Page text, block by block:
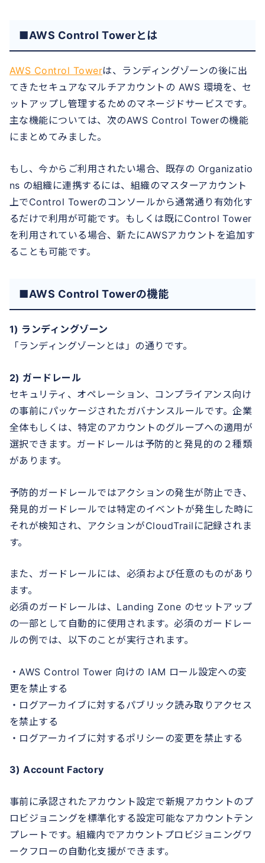
■AWS Control Towerとは
AWS Control Towerは、ランディングゾーンの後に出
てきたセキュアなマルチアカウントの AWS 環境を、セ
ットアップし管理するためのマネージドサービスです。
主な機能については、次のAWS Control Towerの機能
にまとめてみました。
もし、今からご利用されたい場合、既存の Organizatio
ns の組織に連携するには、組織のマスターアカウント
上でControl Towerのコンソールから通常通り有効化す
るだけで利用が可能です。もしくは既にControl Tower
を利用されている場合、新たにAWSアカウントを追加す
ることも可能です。
■AWS Control Towerの機能
1) ランディングゾーン
「ランディングゾーンとは」の通りです。
2) ガードレール
セキュリティ、オペレーション、コンプライアンス向け
の事前にパッケージされたガバナンスルールです。企業
全体もしくは、特定のアカウントのグループへの適用が
選択できます。ガードレールは予防的と発見的の２種類
があります。
予防的ガードレールではアクションの発生が防止でき、
発見的ガードレールでは特定のイベントが発生した時に
それが検知され、アクションがCloudTrailに記録されま
す。
また、ガードレールには、必須および任意のものがあり
ます。
必須のガードレールは、Landing Zone のセットアップ
の一部として自動的に使用されます。必須のガードレー
ルの例では、以下のことが実行されます。
・AWS Control Tower 向けの IAM ロール設定への変
更を禁止する
・ログアーカイブに対するパブリック読み取りアクセス
を禁止する
・ログアーカイブに対するポリシーの変更を禁止する
3) Account Factory
事前に承認されたアカウント設定で新規アカウントのプ
ロビジョニングを標準化する設定可能なアカウントテン
プレートです。組織内でアカウントプロビジョニングワ
ークフローの自動化支援ができます。